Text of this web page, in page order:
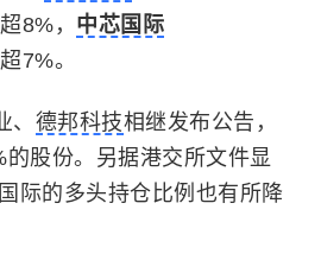
8%， 中芯国际
7%。
德邦科技相继发布公告，
股份。另据港交所文件显
际的多头持仓比例也有所降